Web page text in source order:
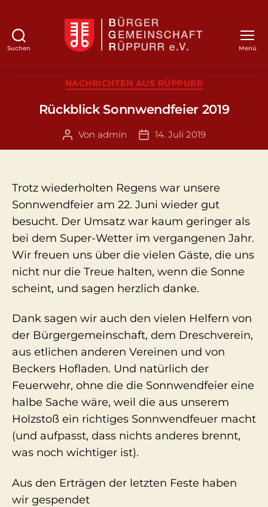
Suchen Menü
Kategorien
NACHRICHTEN AUS RÜPPURR
Rückblick Sonnwendfeier 2019
Beitragsautor
Von admin Veröffentlichungsdatum
14. Juli 2019
Trotz wiederholten Regens war unsere
Sonnwendfeier am 22. Juni wieder gut
besucht. Der Umsatz war kaum geringer als
bei dem Super-Wetter im vergangenen Jahr.
Wir freuen uns über die vielen Gäste, die uns
nicht nur die Treue halten, wenn die Sonne
scheint, und sagen herzlich danke.
Dank sagen wir auch den vielen Helfern von
der Bürgergemeinschaft, dem Dreschverein,
aus etlichen anderen Vereinen und von
Beckers Hofladen. Und natürlich der
Feuerwehr, ohne die die Sonnwendfeier eine
halbe Sache wäre, weil die aus unserem
Holzstoß ein richtiges Sonnwendfeuer macht
(und aufpasst, dass nichts anderes brennt,
was noch wichtiger ist).
Aus den Erträgen der letzten Feste haben
wir gespendet